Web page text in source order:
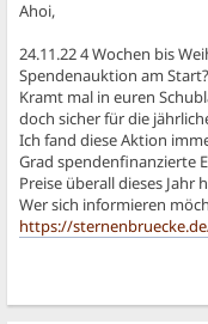
Ahoi,
24.11.22 4 Wochen bis
Spendenauktion am Start?
Kramt mal in euren
doch sicher für die
Ich fand diese Aktion
Grad spendenfinanzierte
Preise überall dieses Jahr
Wer sich informieren
https://